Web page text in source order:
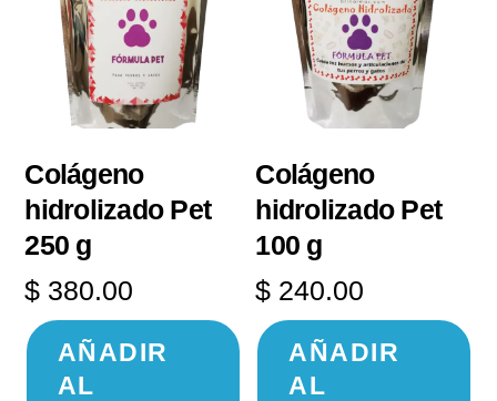
Colágeno
hidrolizado Pet
250 g
$ 380.00
AÑADIR
AL
Colágeno
hidrolizado Pet
100 g
$ 240.00
AÑADIR
AL